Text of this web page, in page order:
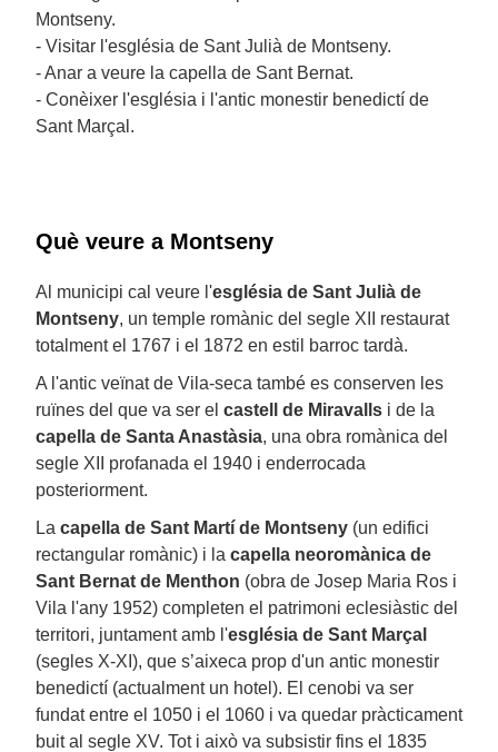
Montseny.
- Visitar l'església de Sant Julià de Montseny.
- Anar a veure la capella de Sant Bernat.
- Conèixer l'església i l'antic monestir benedictí de
Sant Marçal.
Què veure a Montseny
Al municipi cal veure l'església de Sant Julià de
Montseny, un temple romànic del segle XII restaurat
totalment el 1767 i el 1872 en estil barroc tardà.
A l'antic veïnat de Vila-seca també es conserven les
ruïnes del que va ser el castell de Miravalls i de la
capella de Santa Anastàsia, una obra romànica del
segle XII profanada el 1940 i enderrocada
posteriorment.
La capella de Sant Martí de Montseny (un edifici
rectangular romànic) i la capella neoromànica de
Sant Bernat de Menthon (obra de Josep Maria Ros i
Vila l'any 1952) completen el patrimoni eclesiàstic del
territori, juntament amb l'església de Sant Marçal
(segles X-XI), que s’aixeca prop d'un antic monestir
benedictí (actualment un hotel). El cenobi va ser
fundat entre el 1050 i el 1060 i va quedar pràcticament
buit al segle XV. Tot i això va subsistir fins el 1835